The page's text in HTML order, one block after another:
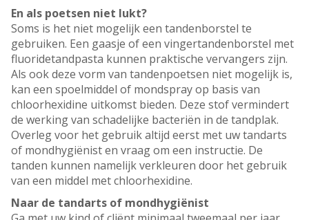
En als poetsen niet lukt?
Soms is het niet mogelijk een tandenborstel te
gebruiken. Een gaasje of een vingertandenborstel met
fluoridetandpasta kunnen praktische vervangers zijn.
Als ook deze vorm van tandenpoetsen niet mogelijk is,
kan een spoelmiddel of mondspray op basis van
chloorhexidine uitkomst bieden. Deze stof vermindert
de werking van schadelijke bacteriën in de tandplak.
Overleg voor het gebruik altijd eerst met uw tandarts
of mondhygiënist en vraag om een instructie. De
tanden kunnen namelijk verkleuren door het gebruik
van een middel met chloorhexidine.
Naar de tandarts of mondhygiënist